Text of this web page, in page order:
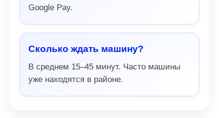
Google Pay.
Сколько ждать машину?
В среднем 15–45 минут. Часто машины
уже находятся в районе.